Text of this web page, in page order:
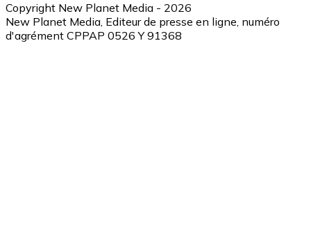
Copyright New Planet Media - 2026
New Planet Media, Editeur de presse en ligne, numéro
d'agrément CPPAP 0526 Y 91368